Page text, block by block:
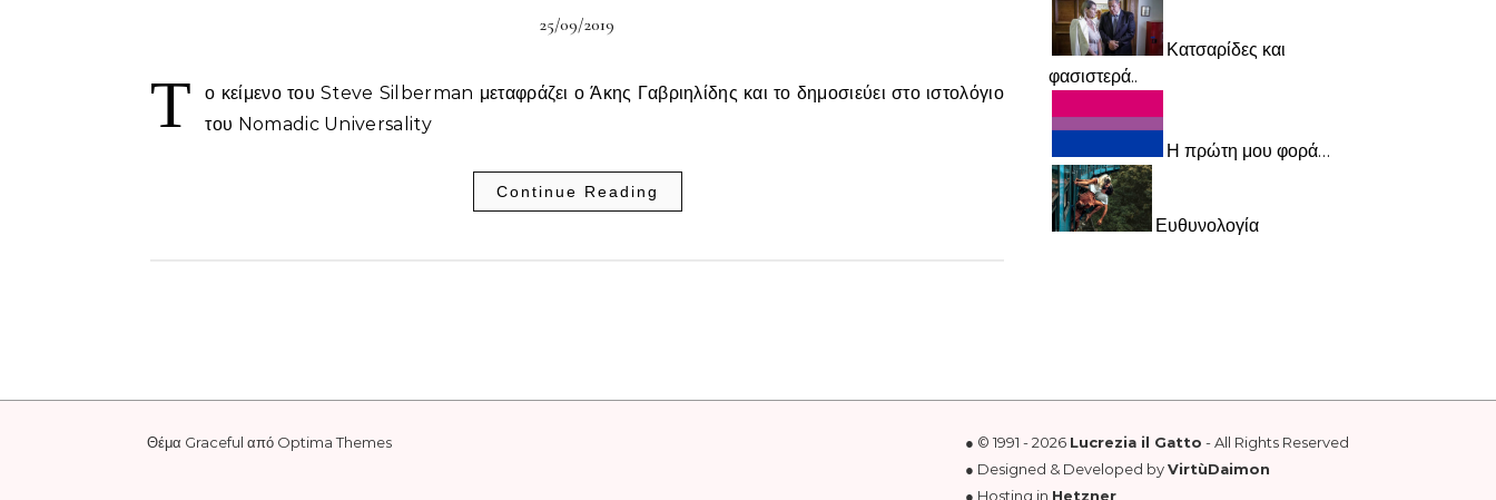
25/09/2019
Τ
ο κείμενο του Steve Silberman μεταφράζει ο Άκης Γαβριηλίδης και το δημοσιεύει στο ιστολόγιο
του Nomadic Universality
Continue Reading
Κατσαρίδες και
φασιστερά..
Η πρώτη μου φορά…
Ευθυνολογία
● © 1991 - 2026 Lucrezia il Gatto - All Rights Reserved
● Designed & Developed byVirtùDaimon
● Hosting in Hetzner
Θέμα Graceful από Optima Themes